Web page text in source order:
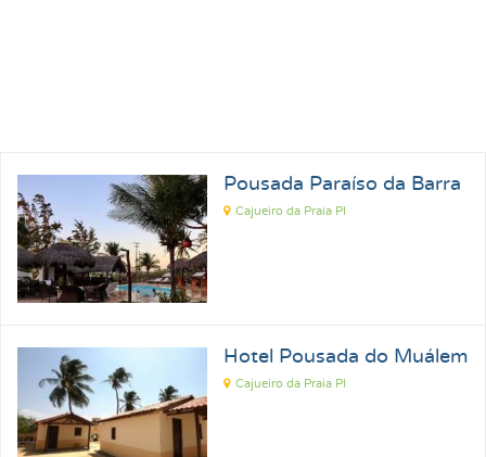
Pousadas para Carnaval 2027
Pousadas na Praia
Pousadas para Férias
Pousada Paraíso da Barra
Cajueiro da Praia PI
Hotel Pousada do Muálem
Cajueiro da Praia PI